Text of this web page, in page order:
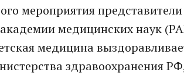
мероприятия
медицинских наук
медицина
здравоохранения